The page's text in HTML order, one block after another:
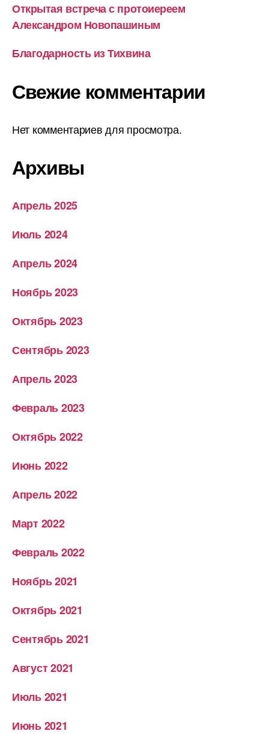
Открытая встреча с протоиереем
Александром Новопашиным
Благодарность из Тихвина
Свежие комментарии
Нет комментариев для просмотра.
Архивы
Апрель 2025
Июль 2024
Апрель 2024
Ноябрь 2023
Октябрь 2023
Сентябрь 2023
Апрель 2023
Февраль 2023
Октябрь 2022
Июнь 2022
Апрель 2022
Март 2022
Февраль 2022
Ноябрь 2021
Октябрь 2021
Сентябрь 2021
Август 2021
Июль 2021
Июнь 2021